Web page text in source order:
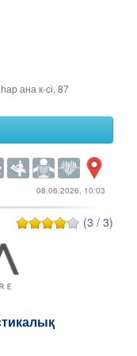
ана к-сі, 87
08.06.2026, 10:03
(3 / 3)